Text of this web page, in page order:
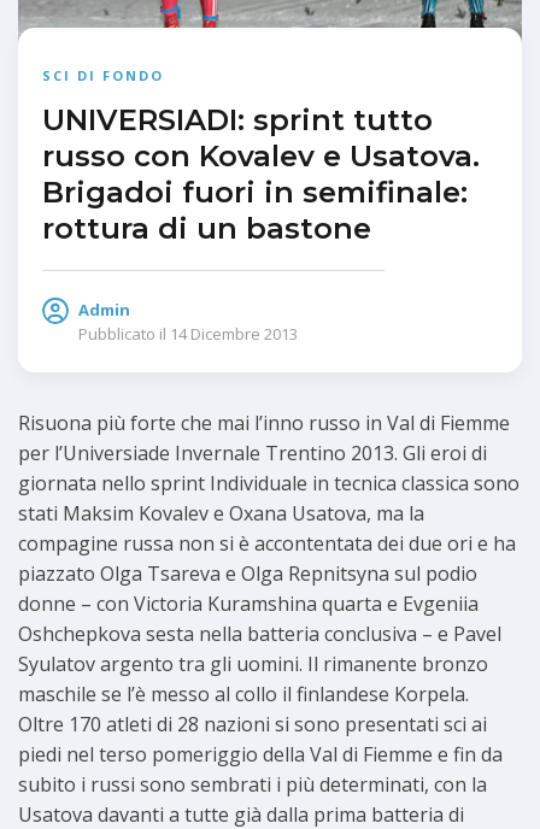
SCI DI FONDO
UNIVERSIADI: sprint tutto
russo con Kovalev e Usatova.
Brigadoi fuori in semifinale:
rottura di un bastone
Admin
Pubblicato il 14 Dicembre 2013
Risuona più forte che mai l’inno russo in Val di Fiemme
per l’Universiade Invernale Trentino 2013. Gli eroi di
giornata nello sprint Individuale in tecnica classica sono
stati Maksim Kovalev e Oxana Usatova, ma la
compagine russa non si è accontentata dei due ori e ha
piazzato Olga Tsareva e Olga Repnitsyna sul podio
donne – con Victoria Kuramshina quarta e Evgeniia
Oshchepkova sesta nella batteria conclusiva – e Pavel
Syulatov argento tra gli uomini. Il rimanente bronzo
maschile se l’è messo al collo il finlandese Korpela.
Oltre 170 atleti di 28 nazioni si sono presentati sci ai
piedi nel terso pomeriggio della Val di Fiemme e fin da
subito i russi sono sembrati i più determinati, con la
Usatova davanti a tutte già dalla prima batteria di